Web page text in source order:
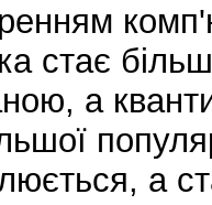
стає
а
а